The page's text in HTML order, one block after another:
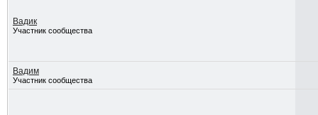
Вадик
Участник сообщества
Вадим
Участник сообщества